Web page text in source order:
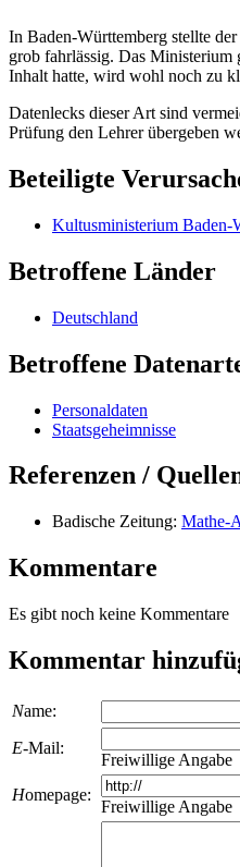
In Baden-Württemberg stellte
grob fahrlässig. Das Ministerium
Inhalt hatte, wird wohl noch zu
Datenlecks dieser Art sind
Prüfung den Lehrer übergeben
Beteiligte
Kultusministerium Baden-
Betroffene Länder
Deutschland
Betroffene
Personaldaten
Staatsgeheimnisse
Referenzen /
Badische Zeitung: Mathe-
Kommentare
Es gibt noch keine Kommentare
Kommentar
Name:
E-Mail:
Freiwillige Angabe
Homepage:
Freiwillige Angabe